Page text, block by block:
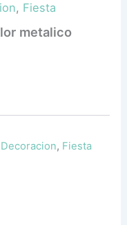
, Fiesta
metalico
Decoracion, Fiesta